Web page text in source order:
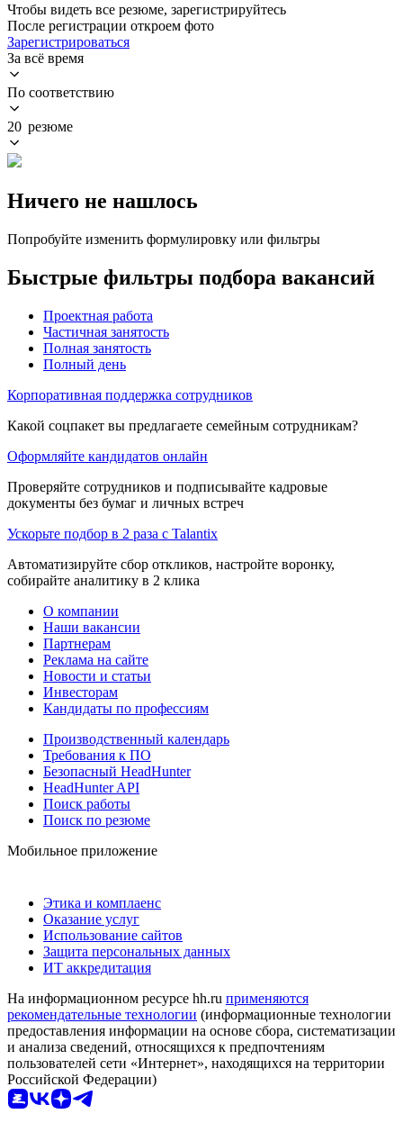
Чтобы видеть все резюме, зарегистрируйтесь
После регистрации откроем фото
Зарегистрироваться
За всё время
По соответствию
20 резюме
Ничего не нашлось
Попробуйте изменить формулировку или фильтры
Быстрые фильтры подбора вакансий
Проектная работа
Частичная занятость
Полная занятость
Полный день
Корпоративная поддержка сотрудников
Какой соцпакет вы предлагаете семейным сотрудникам?
Оформляйте кандидатов онлайн
Проверяйте сотрудников и подписывайте кадровые
документы без бумаг и личных встреч
Ускорьте подбор в 2 раза с Talantix
Автоматизируйте сбор откликов, настройте воронку,
собирайте аналитику в 2 клика
О компании
Наши вакансии
Партнерам
Реклама на сайте
Новости и статьи
Инвесторам
Кандидаты по профессиям
Производственный календарь
Требования к ПО
Безопасный HeadHunter
HeadHunter API
Поиск работы
Поиск по резюме
Мобильное приложение
Этика и комплаенс
Оказание услуг
Использование сайтов
Защита персональных данных
ИТ аккредитация
На информационном ресурсе hh.ru применяются
рекомендательные технологии (информационные технологии
предоставления информации на основе сбора, систематизации
и анализа сведений, относящихся к предпочтениям
пользователей сети «Интернет», находящихся на территории
Российской Федерации)